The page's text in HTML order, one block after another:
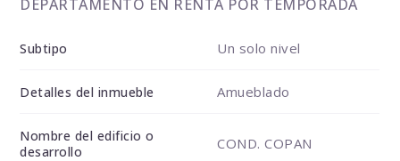
DEPARTAMENTO EN RENTA POR TEMPORADA
Subtipo Un solo nivel
Detalles del inmueble Amueblado
Nombre del edificio o
desarrollo
COND. COPAN